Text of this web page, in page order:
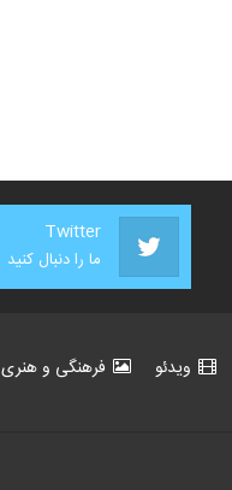
Twitter
ما را دنبال کنید
ویدئو فرهنگی و هنری